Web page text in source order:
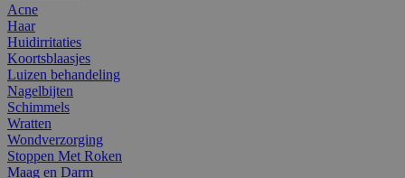
Acne
Haar
Huidirritaties
Koortsblaasjes
Luizen behandeling
Nagelbijten
Schimmels
Wratten
Wondverzorging
Stoppen Met Roken
Maag en Darm